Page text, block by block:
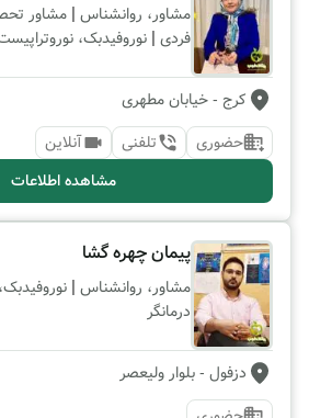
مشاور، روانشناس | مشاور
فردی | نوروفیدبک،
کرج - خیابان مطهری
حضوری
تلفنی
آنلاین
مشاهده اطلاعات
پیمان چهره گشا
مشاور، روانشناس |
درمانگر
دزفول - بلوار ولیعصر